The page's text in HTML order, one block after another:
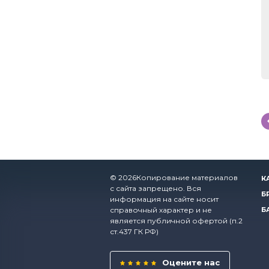
© 2026Копирование материалов
с сайта запрещено. Вся
информация на сайте носит
справочный характер и не
является публичной офертой (п.2
ст.437 ГК РФ)
Оцените нас